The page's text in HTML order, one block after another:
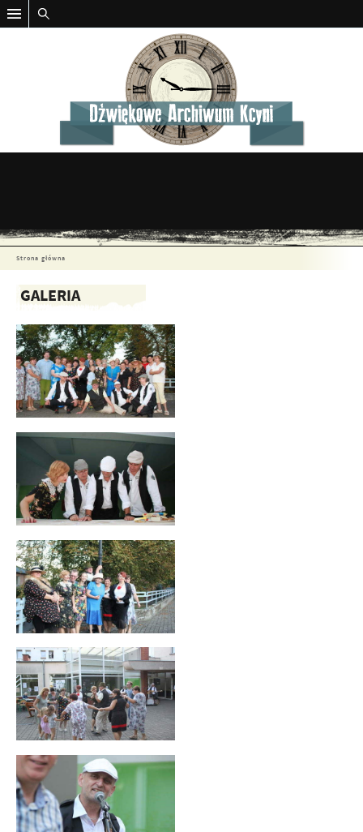
Strona główna
GALERIA